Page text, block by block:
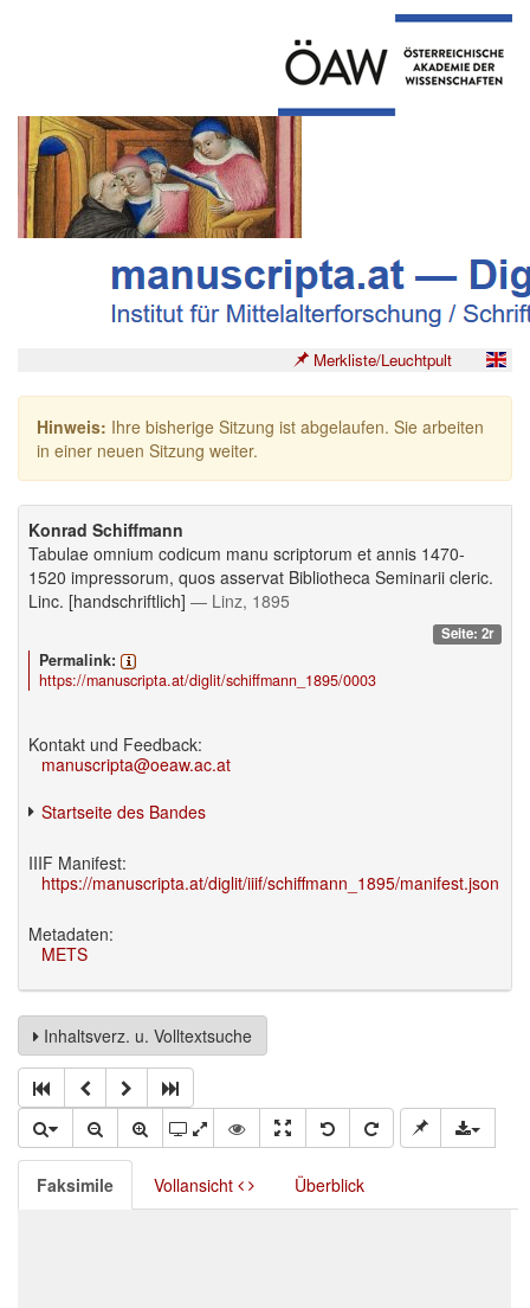
Merkliste/Leuchtpult
Hinweis: Ihre bisherige Sitzung ist abgelaufen. Sie arbeiten
in einer neuen Sitzung weiter.
Konrad Schiffmann
Tabulae omnium codicum manu scriptorum et annis 1470-
1520 impressorum, quos asservat Bibliotheca Seminarii cleric.
Linc. [handschriftlich] — Linz, 1895
Seite: 2r
Permalink:
https://manuscripta.at/diglit/schiffmann_1895/0003
Kontakt und Feedback:
manuscripta@oeaw.ac.at
Startseite des Bandes
IIIF Manifest:
https://manuscripta.at/diglit/iiif/schiffmann_1895/manifest.json
Metadaten:
METS
Inhaltsverz. u. Volltextsuche
Faksimile Vollansicht Überblick